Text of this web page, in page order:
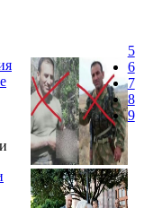
5
6
7
8
9